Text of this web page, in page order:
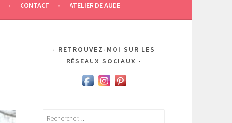
CONTACT ATELIER DE AUDE
RETROUVEZ-MOI SUR LES
RÉSEAUX SOCIAUX
Rechercher :